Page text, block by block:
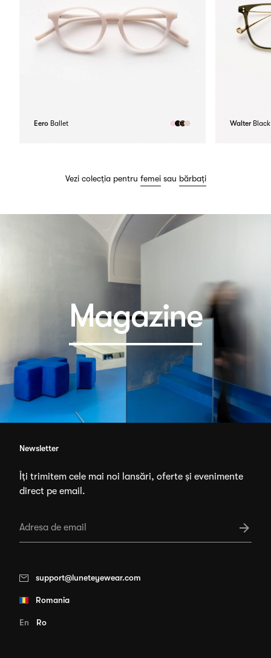
Eero Ballet Walter
Vezi colecția pentru femei sau bărbați
Magazine
Newsletter
Îți trimitem cele mai noi lansări, oferte și evenimente
direct pe email.
support@luneteyewear.com
Romania
En Ro